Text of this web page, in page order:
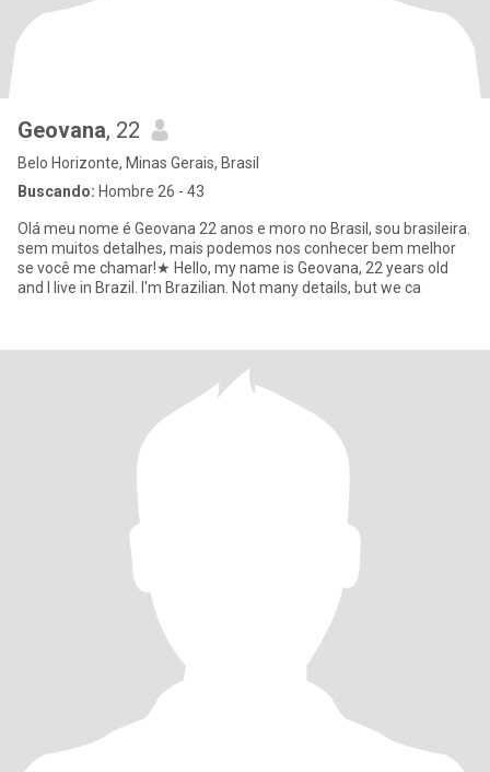
Geovana, 22
Belo Horizonte, Minas Gerais, Brasil
Buscando: Hombre 26 - 43
Olá meu nome é Geovana 22 anos e moro no Brasil, sou brasileira.
sem muitos detalhes, mais podemos nos conhecer bem melhor
se você me chamar!★ Hello, my name is Geovana, 22 years old
and I live in Brazil. I'm Brazilian. Not many details, but we ca